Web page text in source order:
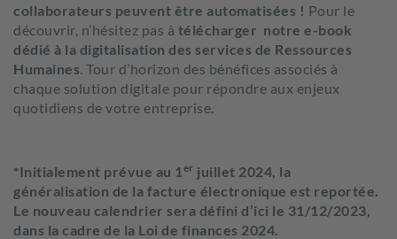
collaborateurs peuvent être automatisées ! Pour le
découvrir, n’hésitez pas à télécharger notre e-book
dédié à la digitalisation des services de Ressources
Humaines. Tour d’horizon des bénéfices associés à
chaque solution digitale pour répondre aux enjeux
quotidiens de votre entreprise.
*Initialement prévue au 1er juillet 2024, la
généralisation de la facture électronique est reportée.
Le nouveau calendrier sera défini d’ici le 31/12/2023,
dans la cadre de la Loi de finances 2024.